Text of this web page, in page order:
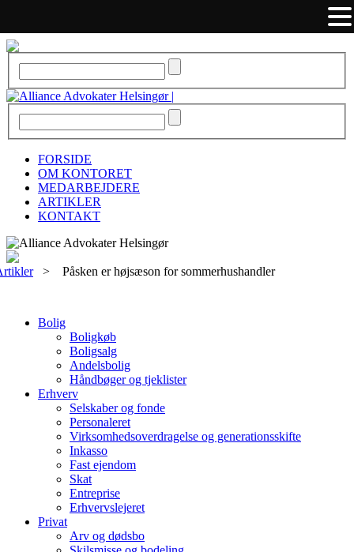
FORSIDE
OM KONTORET
MEDARBEJDERE
ARTIKLER
KONTAKT
> Påsken er højsæson for sommerhushandler
Bolig
Boligkøb
Boligsalg
Andelsbolig
Håndbøger og tjeklister
Erhverv
Selskaber og fonde
Personaleret
Virksomhedsoverdragelse og generationsskifte
Inkasso
Fast ejendom
Skat
Entreprise
Erhvervslejeret
Privat
Arv og dødsbo